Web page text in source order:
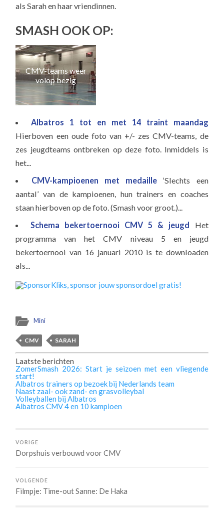
als Sarah en haar vriendinnen.
SMASH OOK OP:
CMV-teams weer
volop bezig
Albatros 1 tot en met 14 traint maandag
Hierboven een oude foto van +/- zes CMV-teams, de
zes jeugdteams ontbreken op deze foto. Inmiddels is
het...
CMV-kampioenen met medaille‘Slechts een
aantal’ van de kampioenen, hun trainers en coaches
staan hierboven op de foto. (Smash voor groot.)...
Schema bekertoernooi CMV 5 & jeugd Het
programma van het CMV niveau 5 en jeugd
bekertoernooi van 16 januari 2010 is te downloaden
als...
Mini
CMV SARAH
Laatste berichten
ZomerSmash 2026: Start je seizoen met een vliegende
start!
Albatros trainers op bezoek bij Nederlands team
Naast zaal- ook zand- en grasvolleybal
Volleyballen bij Albatros
Albatros CMV 4 en 10 kampioen
VORIGE
Dorpshuis verbouwd voor CMV
VOLGENDE
Filmpje: Time-out Sanne: De Haka